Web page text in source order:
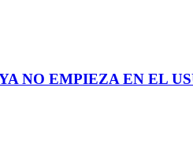
NO EMPIEZA EN EL